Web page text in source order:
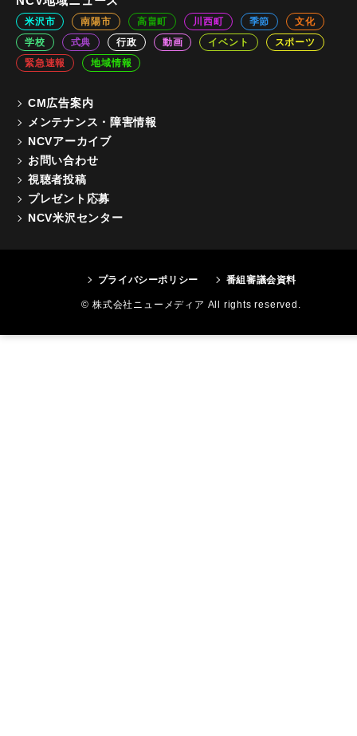
米沢市 南陽市 高畠町 川西町 季節
文化
学校
式典 行政 動画 イベント
スポーツ
緊急速報
地域情報
CM広告案内
メンテナンス・障害情報
NCVアーカイブ
お問い合わせ
視聴者投稿
プレゼント応募
NCV米沢センター
プライバシーポリシー 番組審議会資料
© 株式会社ニューメディア All rights reserved.